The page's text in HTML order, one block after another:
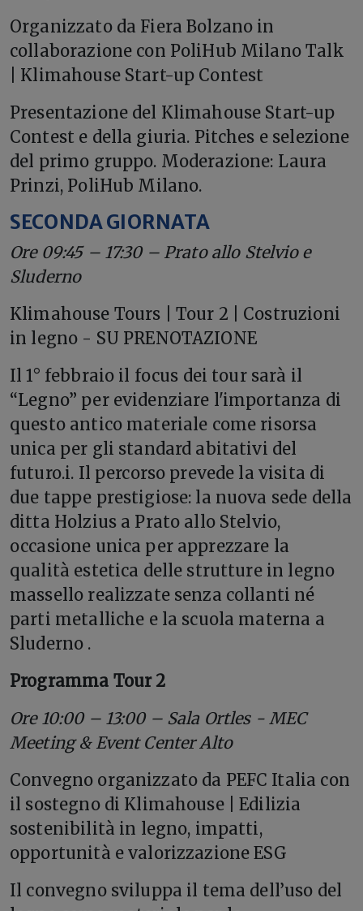
Organizzato da Fiera Bolzano in
collaborazione con PoliHub Milano Talk
| Klimahouse Start-up Contest
Presentazione del Klimahouse Start-up
Contest e della giuria. Pitches e selezione
del primo gruppo. Moderazione: Laura
Prinzi, PoliHub Milano.
SECONDA GIORNATA
Ore 09:45 – 17:30 – Prato allo Stelvio e
Sluderno
Klimahouse Tours | Tour 2 | Costruzioni
in legno - SU PRENOTAZIONE
Il 1° febbraio il focus dei tour sarà il
“Legno” per evidenziare l'importanza di
questo antico materiale come risorsa
unica per gli standard abitativi del
futuro.i. Il percorso prevede la visita di
due tappe prestigiose: la nuova sede della
ditta Holzius a Prato allo Stelvio,
occasione unica per apprezzare la
qualità estetica delle strutture in legno
massello realizzate senza collanti né
parti metalliche e la scuola materna a
Sluderno .
Programma Tour 2
Ore 10:00 – 13:00 – Sala Ortles - MEC
Meeting & Event Center Alto
Convegno organizzato da PEFC Italia con
il sostegno di Klimahouse | Edilizia
sostenibilità in legno, impatti,
opportunità e valorizzazione ESG
Il convegno sviluppa il tema dell’uso del